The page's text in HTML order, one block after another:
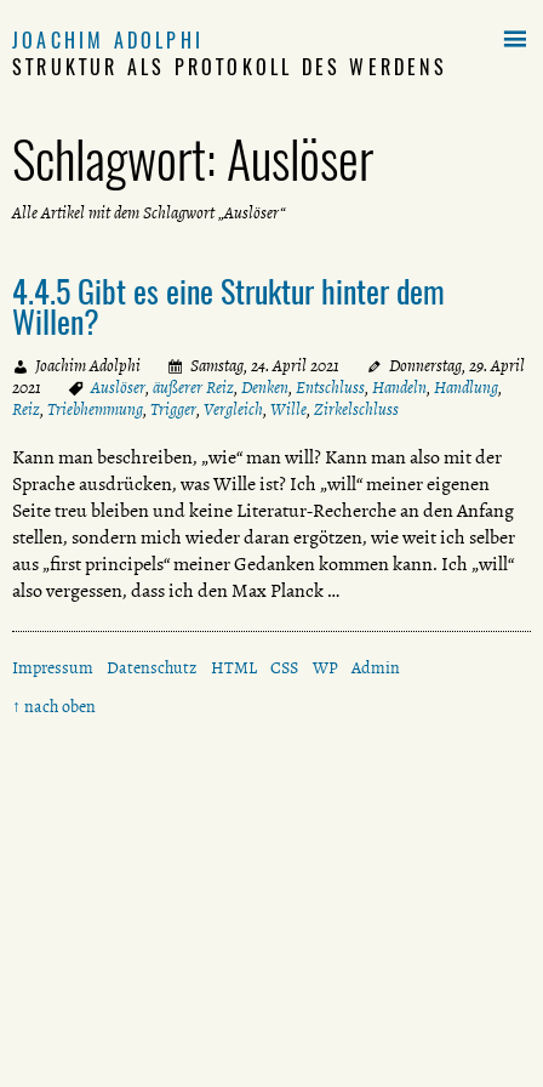
JOACHIM ADOLPHI
STRUKTUR ALS PROTOKOLL DES WERDENS
Schlagwort:Auslöser
Alle Artikel mit dem Schlagwort „Auslöser“
4.4.5 Gibt es eine Struktur hinter dem
Willen?
Joachim Adolphi Samstag, 24. April 2021
Donnerstag, 29. April
2021
Auslöser, äußerer Reiz, Denken, Entschluss, Handeln, Handlung,
Reiz, Triebhemmung, Trigger, Vergleich, Wille, Zirkelschluss
Kann man beschreiben, „wie“ man will? Kann man also mit der
Sprache ausdrücken, was Wille ist? Ich „will“ meiner eigenen
Seite treu bleiben und keine Literatur-Recherche an den Anfang
stellen, sondern mich wieder daran ergötzen, wie weit ich selber
aus „first principels“ meiner Gedanken kommen kann. Ich „will“
also vergessen, dass ich den Max Planck …

Impressum Datenschutz HTML CSS WP Admin
↑ nach oben